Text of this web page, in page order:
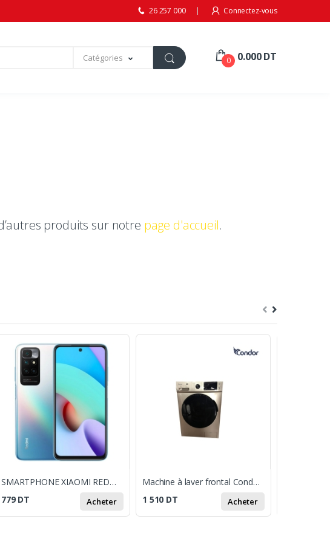
26 257 000 Connectez-vous
Catégories 0 0.000 DT
produits sur notre page d'accueil.
SMARTPHONE XIAOMI REDMI 10 2022 4GO 128GO - BLEU
779 DT Acheter
Machine à laver frontal Condor 10,5Kg - gold WF10-M15GL
1 510 DT Acheter